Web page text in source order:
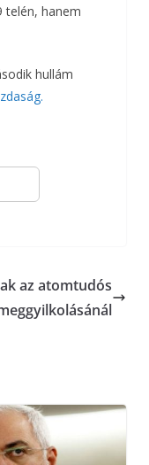
telén, hanem
hullám
az atomtudós